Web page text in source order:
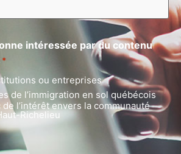
intéressée par du contenu
*
ou entreprises
de l’immigration en sol québécois
l’intérêt envers la communauté
Richelieu